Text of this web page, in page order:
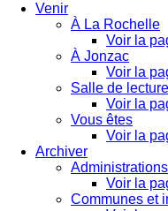
Venir
À La Rochelle
Voir la
À Jonzac
Voir la
Salle de
Voir la
Vous êtes
Voir la
Archiver
Voir la
Communes et